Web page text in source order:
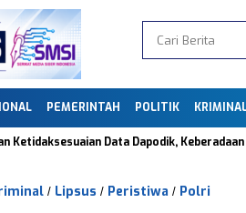
PEMERINTAH POLITIK
Data Dapodik, Keberadaan PKBM
/ Lipsus / Peristiwa / Polri